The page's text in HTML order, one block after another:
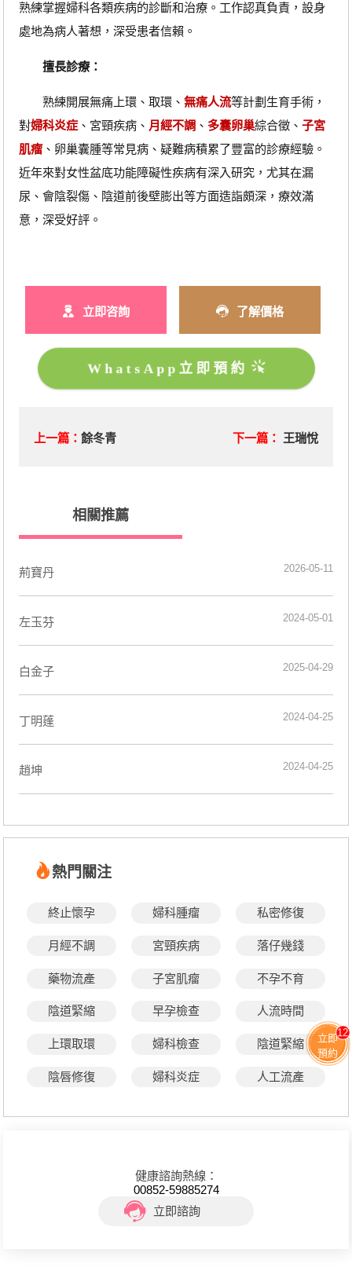
熟練掌握婦科各類疾病的診斷和治療。工作認真負責，設身
處地為病人著想，深受患者信賴。
擅長診療：
熟練開展無痛上環、取環、 無痛人流等計劃生育手術，
對婦科炎症、宮頸疾病、 月經不調 、 多囊卵巢綜合徵、 子宮
肌瘤、卵巢囊腫等常見病、疑難病積累了豐富的診療經驗。
近年來對女性盆底功能障礙性疾病有深入研究，尤其在漏
尿、會陰裂傷、陰道前後壁膨出等方面造詣頗深，療效滿
意，深受好評。
立即咨詢 了解價格
WhatsApp立即預約
上一篇： 餘冬青 下一篇： 王瑞悅
相關推薦
荊寶丹 2026-05-11
左玉芬 2024-05-01
白金子 2025-04-29
丁明蓬 2024-04-25
趙坤 2024-04-25
熱門關注
終止懷孕 婦科腫瘤 私密修復
月經不調 宮頸疾病 落仔幾錢
藥物流產 子宮肌瘤 不孕不育
陰道緊縮 早孕檢查 人流時間
上環取環 婦科檢查 陰道緊縮
陰唇修復 婦科炎症 人工流產
健康諮詢熱線：
00852-59885274
立即諮詢
立即
預約
12